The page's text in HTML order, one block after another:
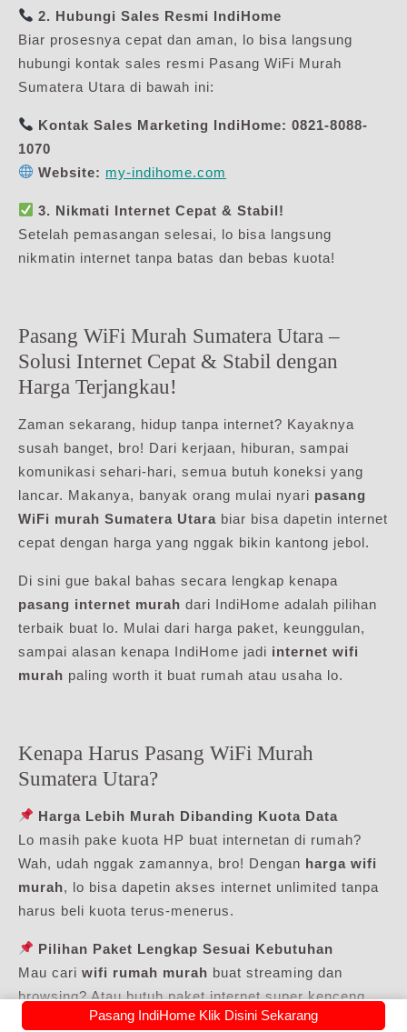
2. Hubungi Sales Resmi IndiHome
Biar prosesnya cepat dan aman, lo bisa langsung
hubungi kontak sales resmi Pasang WiFi Murah
Sumatera Utara di bawah ini:
Kontak Sales Marketing IndiHome: 0821-8088-
1070
Website: my-indihome.com
3. Nikmati Internet Cepat & Stabil!
Setelah pemasangan selesai, lo bisa langsung
nikmatin internet tanpa batas dan bebas kuota!
Pasang WiFi Murah Sumatera Utara –
Solusi Internet Cepat & Stabil dengan
Harga Terjangkau!
Zaman sekarang, hidup tanpa internet? Kayaknya
susah banget, bro! Dari kerjaan, hiburan, sampai
komunikasi sehari-hari, semua butuh koneksi yang
lancar. Makanya, banyak orang mulai nyari pasang
WiFi murah Sumatera Utara biar bisa dapetin internet
cepat dengan harga yang nggak bikin kantong jebol.
Di sini gue bakal bahas secara lengkap kenapa
pasang internet murah dari IndiHome adalah pilihan
terbaik buat lo. Mulai dari harga paket, keunggulan,
sampai alasan kenapa IndiHome jadi internet wifi
murah paling worth it buat rumah atau usaha lo.
Kenapa Harus Pasang WiFi Murah
Sumatera Utara?
Harga Lebih Murah Dibanding Kuota Data
Lo masih pake kuota HP buat internetan di rumah?
Wah, udah nggak zamannya, bro! Dengan harga wifi
murah, lo bisa dapetin akses internet unlimited tanpa
harus beli kuota terus-menerus.
Pilihan Paket Lengkap Sesuai Kebutuhan
Mau cari wifi rumah murah buat streaming dan
browsing? Atau butuh paket internet super kenceng
buat gaming dan kerja remote? Semua ada!
Pasang IndiHome Klik Disini Sekarang